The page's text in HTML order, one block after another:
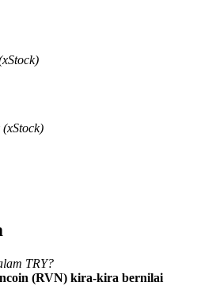
(xStock)
TRY?
(RVN) kira-kira bernilai